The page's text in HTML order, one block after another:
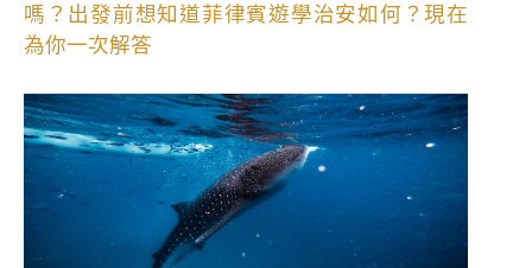
嗎？出發前想知道菲律賓遊學治安如何？現在
為你一次解答